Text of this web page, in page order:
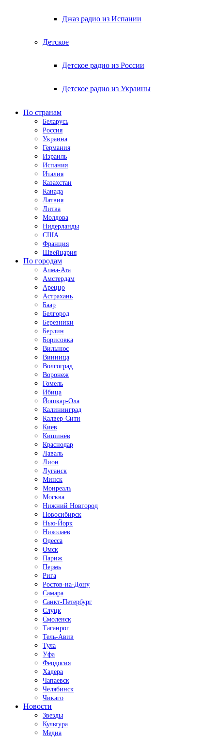
Джаз радио из Испании
Детское
Детское радио из России
Детское радио из Украины
По странам
Беларусь
Россия
Украина
Германия
Израиль
Испания
Италия
Казахстан
Канада
Латвия
Литва
Молдова
Нидерланды
США
Франция
Швейцария
По городам
Алма-Ата
Амстердам
Ареццо
Астрахань
Баар
Белгород
Березники
Берлин
Борисовка
Вильнюс
Винница
Волгоград
Воронеж
Гомель
Ибица
Йошкар-Ола
Калининград
Калвер-Сити
Киев
Кишинёв
Краснодар
Лаваль
Лион
Луганск
Минск
Монреаль
Москва
Нижний Новгород
Новосибирск
Нью-Йорк
Николаев
Одесса
Омск
Париж
Пермь
Рига
Ростов-на-Дону
Самара
Санкт-Петербург
Слуцк
Смоленск
Таганрог
Тель-Авив
Тула
Уфа
Феодосия
Хадера
Чапаевск
Челябинск
Чикаго
Новости
Звезды
Культура
Медиа